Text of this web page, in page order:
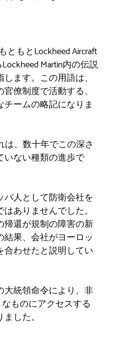
ともとLockheed Aircraft
Martin内の伝説
ます。この用語は、
僚制度で活動する、
ームの略記になりま
は、数十年でこの深さ
いない種類の進歩で
パ人として防衛会社を
ありませんでした。
還が規制の障害の新
果、会社がヨーロッ
わせたと説明してい
統領命令により、非
ものにアクセスする
した。